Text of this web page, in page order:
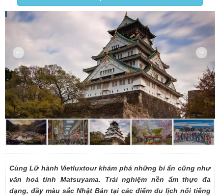
Cùng Lữ hành Vietluxtour khám phá những bí ẩn cũng như
văn hoá tỉnh Matsuyama. Trải nghiệm nền ẩm thực đa
dạng, đầy màu sắc Nhật Bản tại các điểm du lịch nổi tiếng